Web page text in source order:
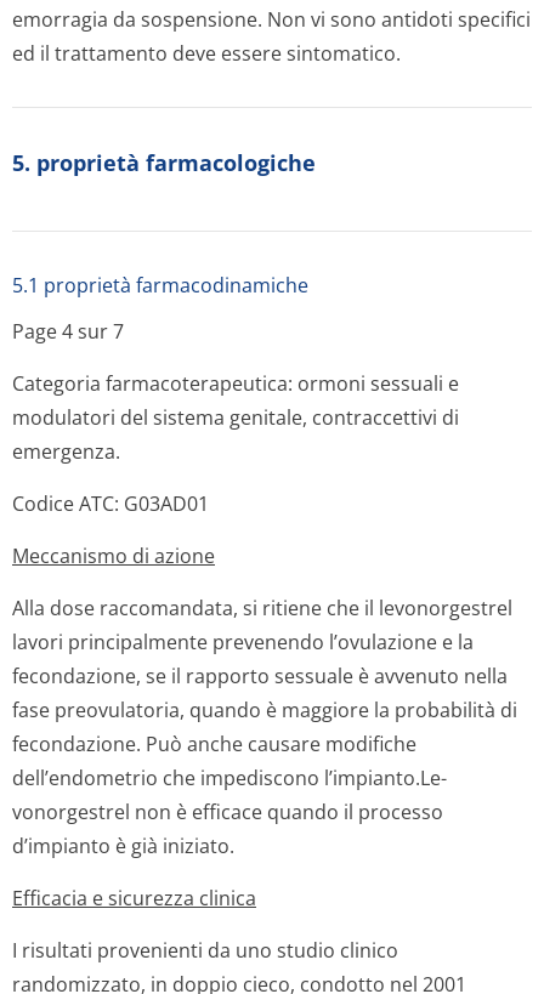
emorragia da sospensione. Non vi sono antidoti specifici
ed il trattamento deve essere sintomatico.
5. proprietà farmacologiche
5.1 proprietà farmacodinamiche
Page 4 sur 7
Categoria farmacoterapeutica: ormoni sessuali e
modulatori del sistema genitale, contraccettivi di
emergenza.
Codice ATC: G03AD01
Meccanismo di azione
Alla dose raccomandata, si ritiene che il levonorgestrel
lavori principalmente prevenendo l’ovulazione e la
fecondazione, se il rapporto sessuale è avvenuto nella
fase preovulatoria, quando è maggiore la probabilità di
fecondazione. Può anche causare modifiche
dell’endometrio che impediscono l’impianto.Le­
vonorgestrel non è efficace quando il processo
d’impianto è già iniziato.
Efficacia e sicurezza clinica
I risultati provenienti da uno studio clinico
randomizzato, in doppio cieco, condotto nel 2001